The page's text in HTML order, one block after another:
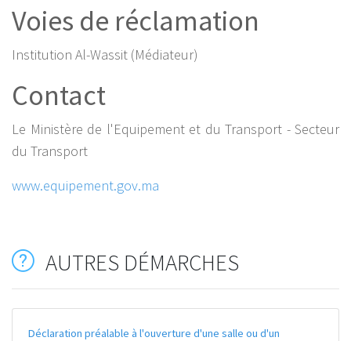
Voies de réclamation
Institution Al-Wassit (Médiateur)
Contact
Le Ministère de l'Equipement et du Transport - Secteur
du Transport
www.equipement.gov.ma
AUTRES DÉMARCHES
Déclaration préalable à l'ouverture d'une salle ou d'un